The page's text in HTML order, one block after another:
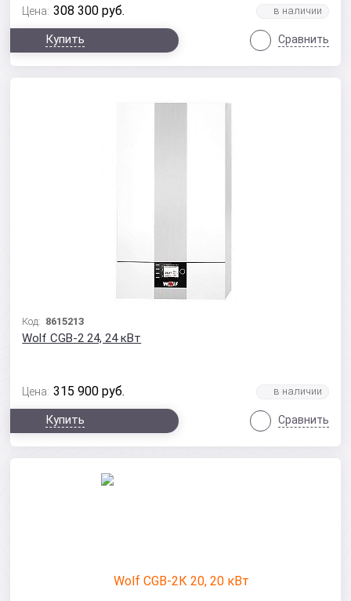
Цена: 308 300 руб.
Купить Сравнить
Код: 8615213
Wolf CGB-2 24, 24 кВт
Цена: 315 900 руб.
Купить Сравнить